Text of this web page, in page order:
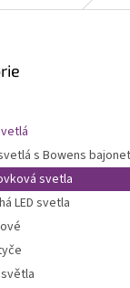
s Bowens
svetla
LED svetla
světla